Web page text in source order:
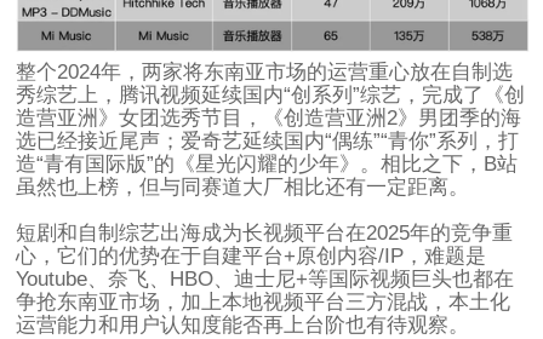
整个2024年，两家将东南亚市场的运营重心放在自制选
秀综艺上，腾讯视频延续国内“创系列”综艺，完成了《创
造营亚洲》女团选秀节目，《创造营亚洲2》男团季的海
选已经接近尾声；爱奇艺延续国内“偶练”“青你”系列，打
造“青有国际版”的《星光闪耀的少年》。相比之下，B站
虽然也上榜，但与同赛道大厂相比还有一定距离。
短剧和自制综艺出海成为长视频平台在2025年的竞争重
心，它们的优势在于自建平台+原创内容/IP，难题是
Youtube、奈飞、HBO、迪士尼+等国际视频巨头也都在
争抢东南亚市场，加上本地视频平台三方混战，本土化
运营能力和用户认知度能否再上台阶也有待观察。